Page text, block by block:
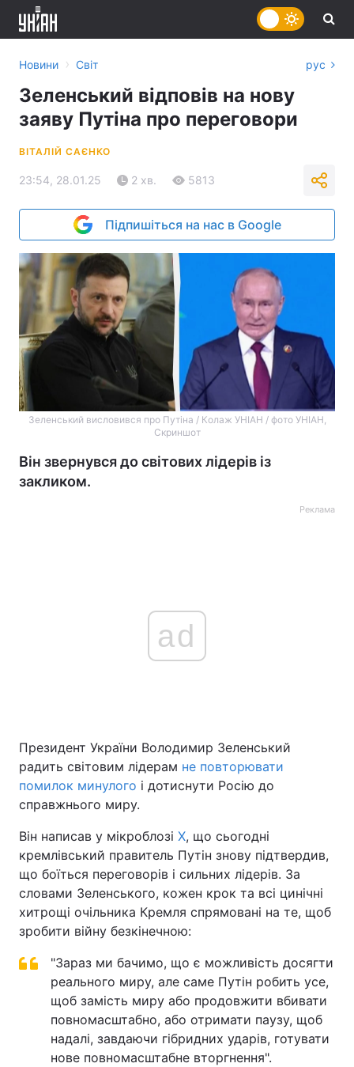
Головна Війна
Україна
Економіка Світ
Спорт Наука
Техно і зв'язок Лайт
Здоров'я Туризм
Цікавинки Погода
Екологія Регіони
Новини › Світ рус
Зеленський відповів на нову
заяву Путіна про переговори
ВІТАЛІЙ САЄНКО
23:54, 28.01.25 2 хв. 5813
Підпишіться на нас в Google
Зеленський висловився про Путіна / Колаж УНІАН / фото УНІАН,
Скриншот
Він звернувся до світових лідерів із
закликом.
Реклама
ad
Президент України Володимир Зеленський
радить світовим лідерам не повторювати
помилок минулого і дотиснути Росію до
справжнього миру.
Він написав у мікроблозі X, що сьогодні
кремлівський правитель Путін знову підтвердив,
що боїться переговорів і сильних лідерів. За
словами Зеленського, кожен крок та всі цинічні
хитрощі очільника Кремля спрямовані на те, щоб
зробити війну безкінечною:
"Зараз ми бачимо, що є можливість досягти
реального миру, але саме Путін робить усе,
щоб замість миру або продовжити вбивати
повномасштабно, або отримати паузу, щоб
надалі, завдаючи гібридних ударів, готувати
нове повномасштабне вторгнення".